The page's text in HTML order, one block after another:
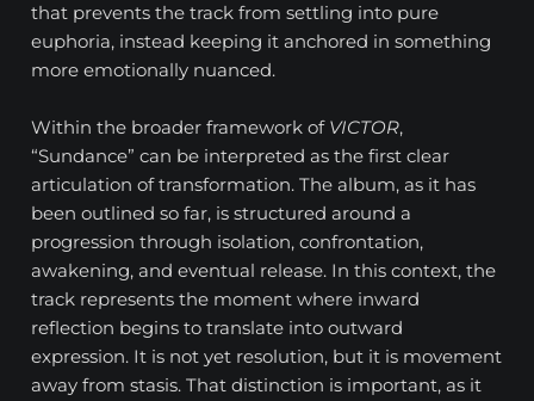
that prevents the track from settling into pure
euphoria, instead keeping it anchored in something
more emotionally nuanced.
Within the broader framework of VICTOR,
“Sundance” can be interpreted as the first clear
articulation of transformation. The album, as it has
been outlined so far, is structured around a
progression through isolation, confrontation,
awakening, and eventual release. In this context, the
track represents the moment where inward
reflection begins to translate into outward
expression. It is not yet resolution, but it is movement
away from stasis. That distinction is important, as it